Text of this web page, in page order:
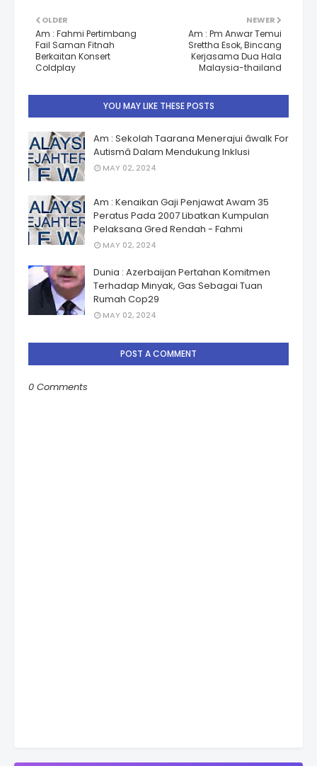
NEWER
Am : Pm Anwar Temui
Srettha Esok, Bincang
Kerjasama Dua Hala
Malaysia-thailand
OLDER
Am : Fahmi Pertimbang
Fail Saman Fitnah
Berkaitan Konsert
Coldplay
YOU MAY LIKE THESE POSTS
Am : Sekolah Taarana Menerajui âwalk For
Autismâ Dalam Mendukung Inklusi
MAY 02, 2024
Am : Kenaikan Gaji Penjawat Awam 35
Peratus Pada 2007 Libatkan Kumpulan
Pelaksana Gred Rendah - Fahmi
MAY 02, 2024
Dunia : Azerbaijan Pertahan Komitmen
Terhadap Minyak, Gas Sebagai Tuan
Rumah Cop29
MAY 02, 2024
POST A COMMENT
0 Comments